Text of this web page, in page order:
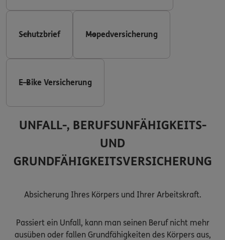
Schutzbrief Mopedversicherung
E-Bike Versicherung
UNFALL-, BERUFSUNFÄHIGKEITS-
UND
GRUNDFÄHIGKEITSVERSICHERUNG
Absicherung Ihres Körpers und Ihrer Arbeitskraft.
Passiert ein Unfall, kann man seinen Beruf nicht mehr
ausüben oder fallen Grundfähigkeiten des Körpers aus,